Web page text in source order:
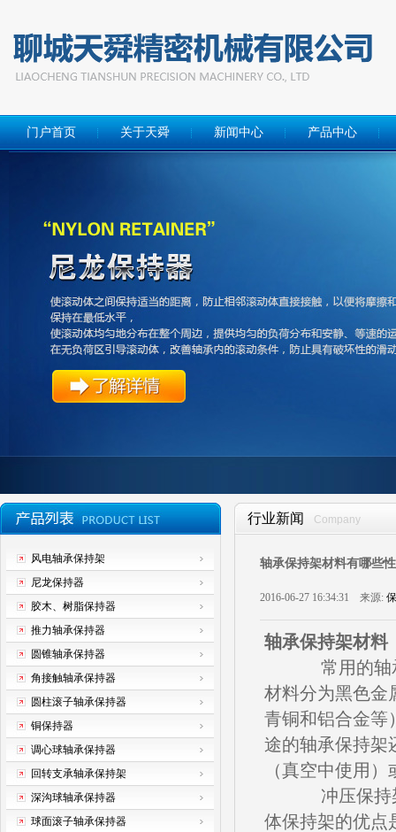
门户首页 关于天舜 新闻中心 产品中心
行业新闻 Company
轴承保持架材料有哪些
2016-06-27 16:34:31 来源:
轴承保持架材料
常用的轴承
材料分为黑色金
青铜和铝合金等
途的轴承保持架
（真空中使用
冲压保持架
体保持架的优点
风电轴承保持架
尼龙保持器
胶木、树脂保持器
推力轴承保持器
圆锥轴承保持器
角接触轴承保持器
圆柱滚子轴承保持器
铜保持器
调心球轴承保持器
回转支承轴承保持架
深沟球轴承保持器
球面滚子轴承保持器